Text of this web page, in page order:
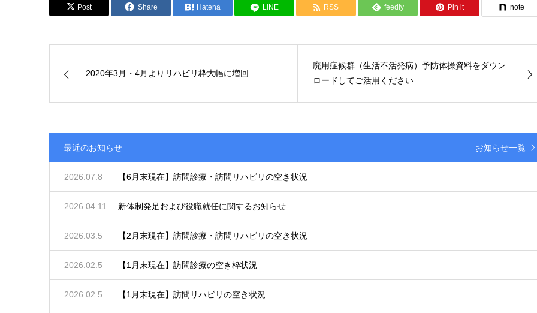
Post Share Hatena LINE RSS feedly Pin it note
2020年3月・4月よりリハビリ枠大幅に増回
廃用症候群（生活不活発病）予防体操資料をダウン
ロードしてご活用ください
最近のお知らせ お知らせ一覧
【6月末現在】訪問診療・訪問リハビリの空き状況
2026.07.8
新体制発足および役職就任に関するお知らせ
2026.04.11
【2月末現在】訪問診療・訪問リハビリの空き状況
2026.03.5
【1月末現在】訪問診療の空き枠状況
2026.02.5
【1月末現在】訪問リハビリの空き状況
2026.02.5